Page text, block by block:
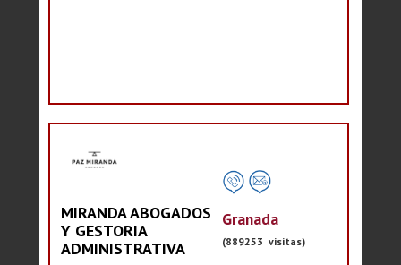
MIRANDA ABOGADOS
Y GESTORIA
ADMINISTRATIVA
Granada
(889253 visitas)